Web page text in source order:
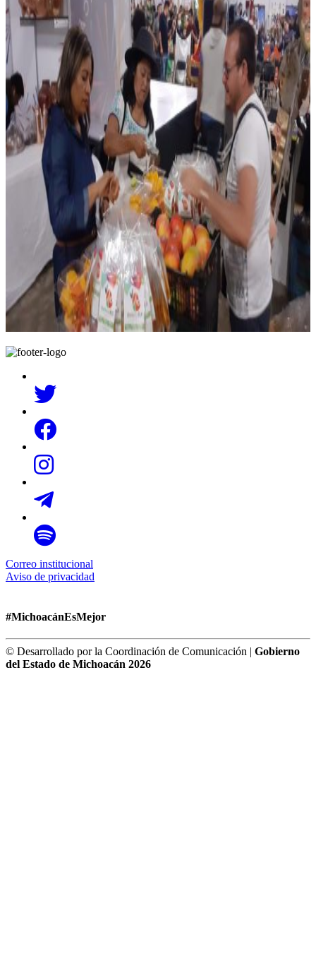
Correo institucional
Aviso de privacidad
#MichoacánEsMejor
© Desarrollado por la Coordinación de Comunicación | Gobierno
del Estado de Michoacán 2026